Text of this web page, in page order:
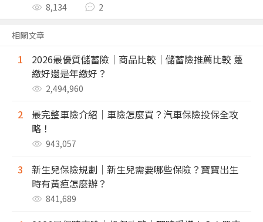
8,134 2
相關文章
1
2026最優質儲蓄險｜商品比較｜儲蓄險推薦比較 躉
繳好還是年繳好？
2,494,960
2
最完整車險介紹｜車險怎麼買？汽車保險投保全攻
略！
943,057
3
新生兒保險規劃｜新生兒需要哪些保險？寶寶出生
時有黃疸怎麼辦？
841,689